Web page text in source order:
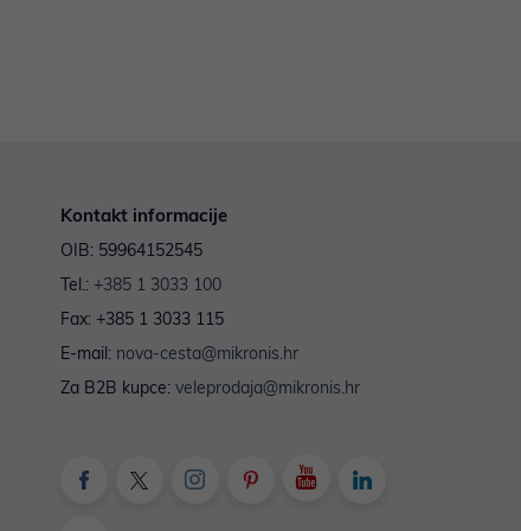
Kontakt informacije
OIB: 59964152545
Tel.: +385 1 3033 100
Fax: +385 1 3033 115
E-mail: nova-cesta@mikronis.hr
Za B2B kupce: veleprodaja@mikronis.hr